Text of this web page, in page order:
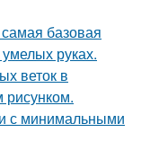
базовая
руках.
веток в
рисунком.
с минимальными